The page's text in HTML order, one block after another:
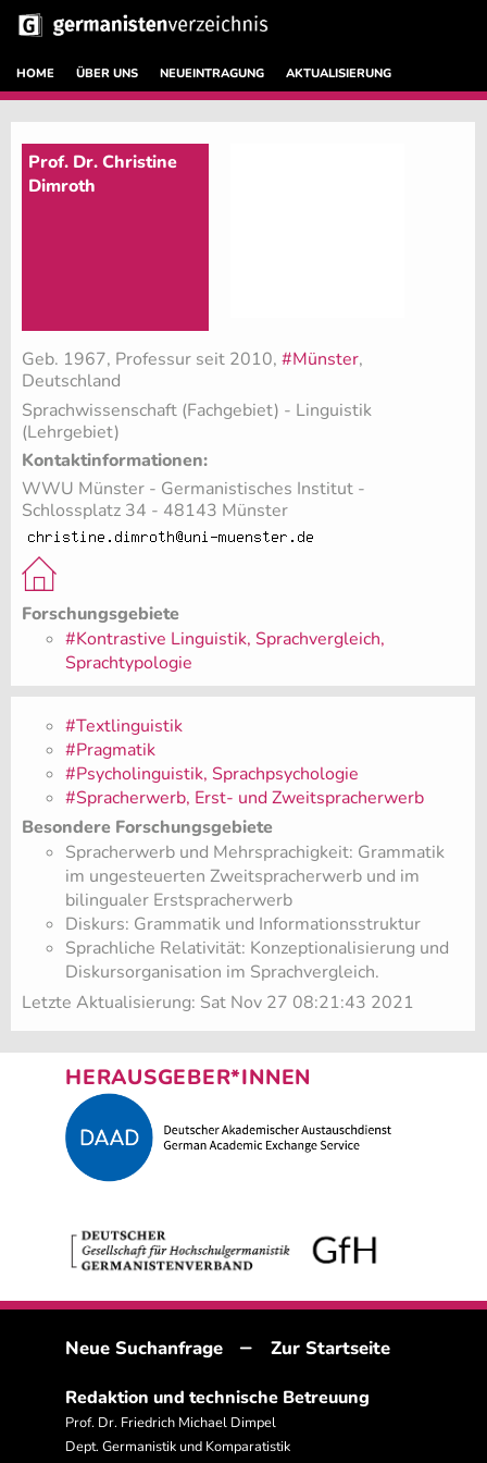
HOME ÜBER UNS NEUEINTRAGUNG AKTUALISIERUNG
Prof. Dr. Christine
Dimroth
Geb. 1967, Professur seit 2010, #Münster,
Deutschland
Sprachwissenschaft (Fachgebiet) - Linguistik
(Lehrgebiet)
Kontaktinformationen:
WWU Münster - Germanistisches Institut -
Schlossplatz 34 - 48143 Münster
Forschungsgebiete
#Kontrastive Linguistik, Sprachvergleich,
Sprachtypologie
#Textlinguistik
#Pragmatik
#Psycholinguistik, Sprachpsychologie
#Spracherwerb, Erst- und Zweitspracherwerb
Besondere Forschungsgebiete
Spracherwerb und Mehrsprachigkeit: Grammatik
im ungesteuerten Zweitspracherwerb und im
bilingualer Erstspracherwerb
Diskurs: Grammatik und Informationsstruktur
Sprachliche Relativität: Konzeptionalisierung und
Diskursorganisation im Sprachvergleich.
Letzte Aktualisierung: Sat Nov 27 08:21:43 2021
HERAUSGEBER*INNEN
Neue Suchanfrage – Zur Startseite
Redaktion und technische Betreuung
Prof. Dr. Friedrich Michael Dimpel
Dept. Germanistik und Komparatistik